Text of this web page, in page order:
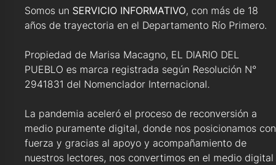
Somos un SERVICIO INFORMATIVO, con más de 18
años de trayectoria en el Departamento Río Primero.
Propiedad de Marisa Macagno, EL DIARIO DEL
PUEBLO es marca registrada según Resolución N°
2941831 del Nomenclador Internacional.
La pandemia aceleró el proceso de reconversión a
medio puramente digital, donde nos posicionamos con
fuerza y gracias al apoyo y acompañamiento de
nuestros lectores, nos convertimos en el medio digital